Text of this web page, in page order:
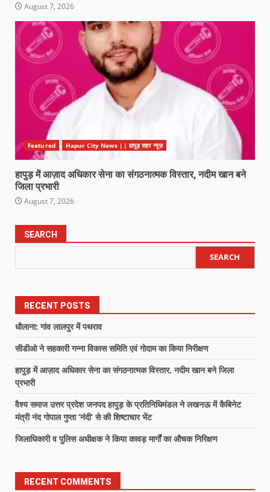
August 7, 2026
Featured Hapur City News || हापुड़ शहर न्यूज़
हापुड़ में आज़ाद अधिकार सेना का संगठनात्मक विस्तार, नदीम खान बने
जिला प्रभारी
August 7, 2026
SEARCH
SEARCH
RECENT POSTS
धौलाना: गांव लालपुर में पथराव
सीडीओ ने सहकारी गन्ना विकास समिति एवं गोदाम का किया निरीक्षण
हापुड़ में आज़ाद अधिकार सेना का संगठनात्मक विस्तार, नदीम खान बने जिला
प्रभारी
वैश्य समाज उत्तर प्रदेश जनपद हापुड़ के प्रतिनिधिमंडल ने लखनऊ में कैबिनेट
मंत्री नंद गोपाल गुप्ता ‘नंदी’ से की शिष्टाचार भेंट
जिलाधिकारी व पुलिस अधीक्षक ने किया कावड़ मार्गों का औचक निरिक्षण
RECENT COMMENTS